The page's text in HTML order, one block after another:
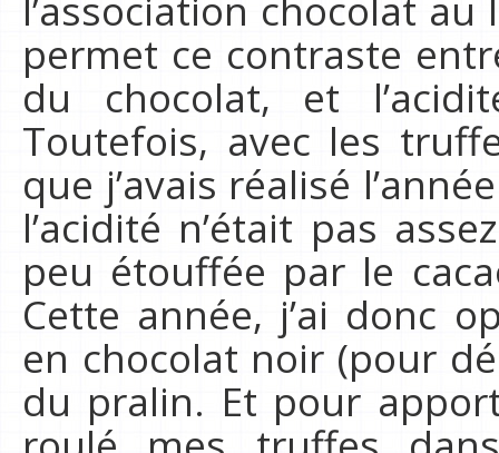
permet ce contraste
du chocolat, et
Toutefois, avec les
que j’avais réalisé
l’acidité n’était pas
peu étouffée par le
Cette année, j’ai donc
en chocolat noir (pour
du pralin. Et pour